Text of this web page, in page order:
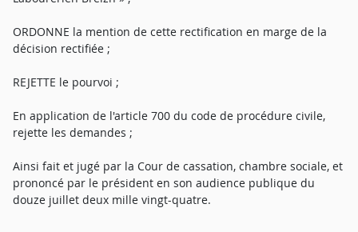
ORDONNE la mention de cette rectification en marge de la
décision rectifiée ;
REJETTE le pourvoi ;
En application de l'article 700 du code de procédure civile,
rejette les demandes ;
Ainsi fait et jugé par la Cour de cassation, chambre sociale, et
prononcé par le président en son audience publique du
douze juillet deux mille vingt-quatre.